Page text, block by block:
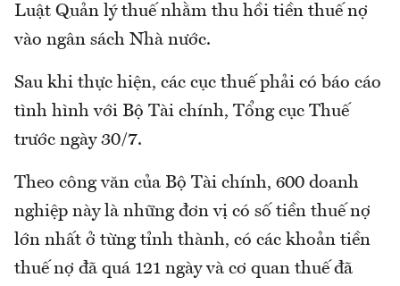
Luật Quản lý thuế nhằm thu hồi tiền thuế nợ
vào ngân sách Nhà nước.
Sau khi thực hiện, các cục thuế phải có báo cáo
tình hình với Bộ Tài chính, Tổng cục Thuế
trước ngày 30/7.
Theo công văn của Bộ Tài chính, 600 doanh
nghiệp này là những đơn vị có số tiền thuế nợ
lớn nhất ở từng tỉnh thành, có các khoản tiền
thuế nợ đã quá 121 ngày và cơ quan thuế đã